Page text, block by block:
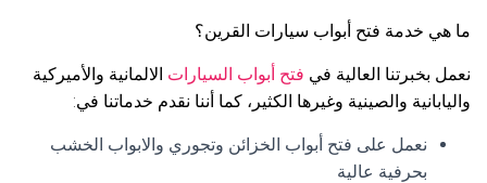
ما هي خدمة فتح أبواب سيارات القرين؟
نعمل بخبرتنا العالية في فتح أبواب السيارات الالمانية والأميركية
واليابانية والصينية وغيرها الكثير، كما أننا نقدم خدماتنا في:
نعمل على فتح أبواب الخزائن وتجوري والابواب الخشب
بحرفية عالية